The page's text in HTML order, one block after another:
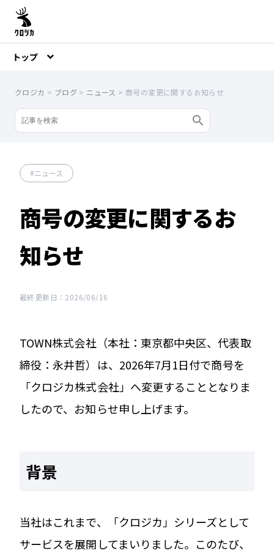
トップ
クロジカ > ブログ > ニュース > 商号の変更に関するお知らせ
ニュース
商号の変更に関するお
知らせ
最終更新日：2026/06/16
TOWN株式会社（本社：東京都中央区、代表取
締役：永井哲）は、2026年7月1日付で商号を
「クロジカ株式会社」へ変更することとなりま
したので、お知らせ申し上げます。
背景
当社はこれまで、「クロジカ」シリーズとして
サービスを展開してまいりました。このたび、